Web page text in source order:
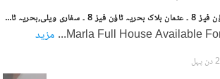
بحریہ ٹاؤن فیز 8 ۔ عثمان بلاک بحریہ ٹاؤن فیز 8 ۔ سفاری ویلی,بحریہ ٹاؤن فیز 8,بحریہ ٹاؤن راولپنڈی,راولپنڈی میں 5 کمروں کا 7 مرلہ مکان 78.0 ہزار میں کرایہ پر دستیاب ہے۔
... مزید